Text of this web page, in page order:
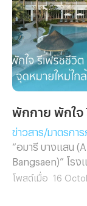
ข่าวสาร/มาตรกา
“อมารี บางแสน
Bangsaen)” โรงแ
ริมทะเลบางแสน ใ
โพสต์เมื่อ 16